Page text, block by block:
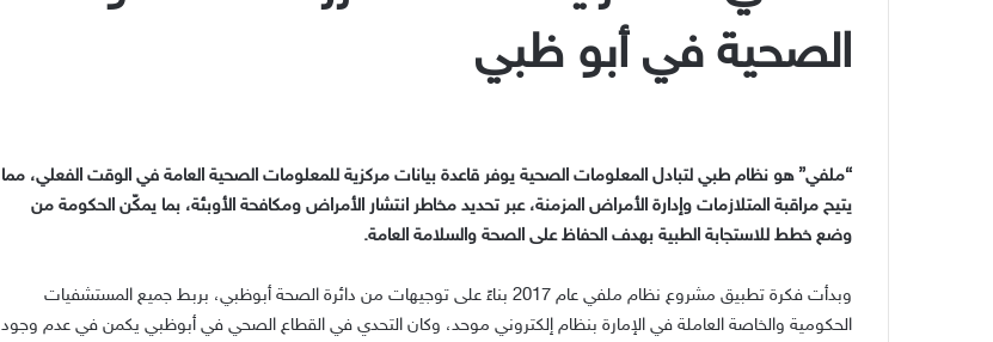
الصحية في أبو ظبي
“ملفي” هو نظام طبي لتبادل المعلومات الصحية يوفر قاعدة بيانات مركزية للمعلومات الصحية العامة في الوقت الفعلي، مما
يتيح مراقبة المتلازمات وإدارة الأمراض المزمنة، عبر تحديد مخاطر انتشار الأمراض ومكافحة الأوبئة، بما يمكّن الحكومة من
وضع خطط للاستجابة الطبية بهدف الحفاظ على الصحة والسلامة العامة.
وبدأت فكرة تطبيق مشروع نظام ملفي عام 2017 بناءً على توجيهات من دائرة الصحة أبوظبي، بربط جميع المستشفيات
الحكومية والخاصة العاملة في الإمارة بنظام إلكتروني موحد، وكان التحدي في القطاع الصحي في أبوظبي يكمن في عدم وجود